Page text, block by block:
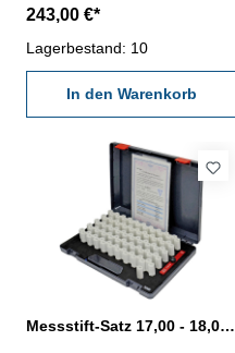
0,004 mm - Stufung 0,01 mm
- mit Messstifthalter - im
Behältnis/Kasten Messbereich
15,0 - 16,00 mm
243,00 €*
Lagerbestand: 10
In den Warenkorb
Messstift-Satz 17,00 - 18,00 mm 101 tlg. mit Halter